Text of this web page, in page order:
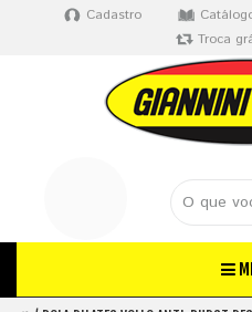
Cadastro
Troca